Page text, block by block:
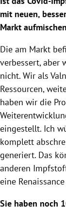
mit neuen,
Markt
Die am Markt
verbessert, aber
nicht. Wir als
Ressourcen,
haben wir die
eingestellt. Ich
komplett
generiert. Das
anderen
eine
Sie haben noch